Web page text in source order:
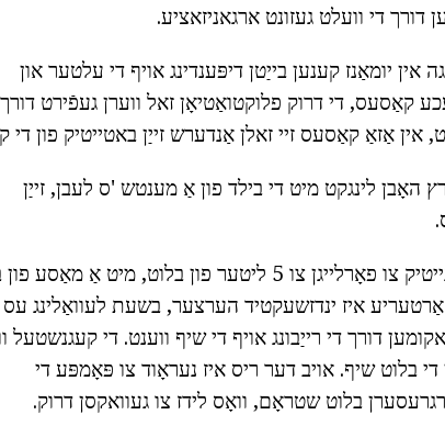
דורך די וועלט געזונט ארגאניזאציע.
יומאַנז קענען בייַטן דיפּענדינג אויף די עלטער און
קאַסעס, די דרוק פלוקטואַטיאָן זאל ווערן געפֿירט דורך
אַזאַ קאַסעס זיי זאלן אַנדערש זייַן באטייטיק פון די
האָבן לינגקט מיט די בילד פון אַ מענטש 'ס לעבן, זייַן
אָרגאַניזאַמז אין אַ שטאַט פון מנוחה איז נייטיק צו פאָרלייגן צו 5 ליטער פון בלוט, מיט אַ
אַרטעריע איז ינדזשעקטיד הערצער, בשעת לעוואַלינג עס
דורך די רייַבונג אויף די שיף ווענט. די קעגנשטעל
די בלוט שיף. אויב דער ריס איז נעראָוד צו פּאָמפּע די